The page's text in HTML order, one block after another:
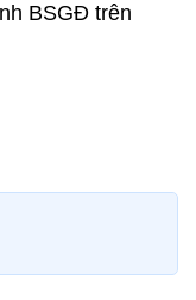
BSGĐ trên